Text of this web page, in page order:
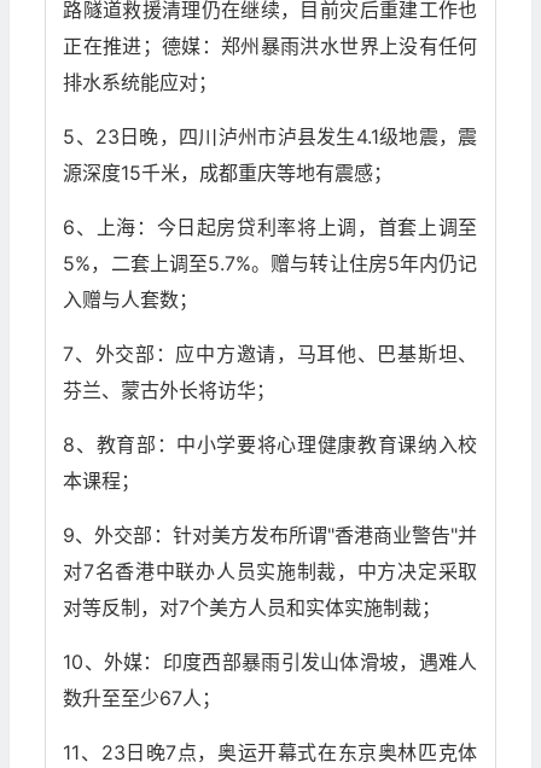
路隧道救援清理仍在继续，目前灾后重建工作也
正在推进；德媒：郑州暴雨洪水世界上没有任何
排水系统能应对；
5、23日晚，四川泸州市泸县发生4.1级地震，震
源深度15千米，成都重庆等地有震感；
6、上海：今日起房贷利率将上调，首套上调至
5%，二套上调至5.7%。赠与转让住房5年内仍记
入赠与人套数；
7、外交部：应中方邀请，马耳他、巴基斯坦、
芬兰、蒙古外长将访华；
8、教育部：中小学要将心理健康教育课纳入校
本课程；
9、外交部：针对美方发布所谓"香港商业警告"并
对7名香港中联办人员实施制裁，中方决定采取
对等反制，对7个美方人员和实体实施制裁；
10、外媒：印度西部暴雨引发山体滑坡，遇难人
数升至至少67人；
11、23日晚7点，奥运开幕式在东京奥林匹克体